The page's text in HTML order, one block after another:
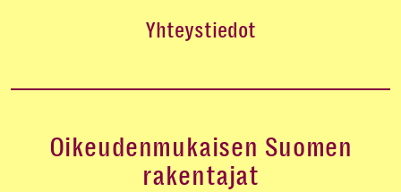
Yhteystiedot
Oikeudenmukaisen Suomen
rakentajat